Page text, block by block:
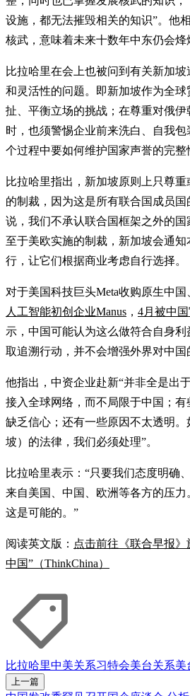
设施，都无法摧毁相关的知识”。他
核武，意味着未来十数年中东仍会烽
比拉哈里在会上也被问到有关新加
和灵活性的问题。即新加坡作为全
扯、平衡立场的挑战；在尊重对俄伊
时，也须警惕企业前来洗白、自我
个过程中要如何维护国家声誉的完整
比拉哈里指出，新加坡原则上只尊
的制裁，因为这是所有联合国成员
说，我们不承认联合国框架之外的国
至于美欧实施的制裁，新加坡会通
行，让它们根据商业考虑自行选择。
对于美国科技巨头Meta收购原生中
人工智能初创企业Manus ， 4月被中
示，中国可能认为这么做符合自身
取追溯行动，并不会增强外界对中国
他指出，中资企业赴新“并非全是出
接入全球网络，而不局限于中国；
缺乏信心；还有一些原因不太透明
坡）的法律，我们必须处理”。
比拉哈里表示：“只要我们态度明确
来自美国、中国、欧洲等各方的压
这是可能的。”
阅读英文版： 点击前往《联合早报
中国”（ThinkChina）
比拉哈里中美关系习特会美台关系美
上一篇